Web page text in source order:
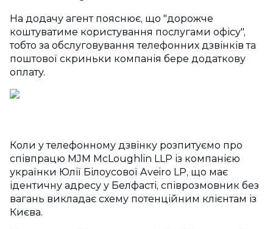
На додачу агент пояснює, що "дорожче
коштуватиме користування послугами офісу",
тобто за обслуговування телефонних дзвінків та
поштової скриньки компанія бере додаткову
оплату.
Коли у телефонному дзвінку розпитуємо про
співпрацю MJM McLoughlin LLP із компанією
українки Юлії Білоусової Aveiro LP, що має
ідентичну адресу у Белфасті, співрозмовник без
вагань викладає схему потенційним клієнтам із
Києва.